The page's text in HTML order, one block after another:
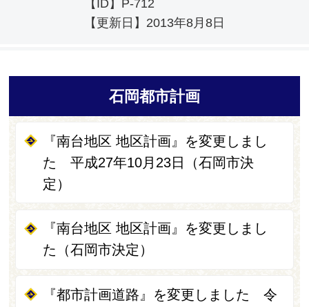
【ID】
P-712
【更新日】 2013年8月8日
石岡都市計画
『南台地区 地区計画』を変更しまし
た 平成27年10月23日（石岡市決
定）
『南台地区 地区計画』を変更しまし
た（石岡市決定）
『都市計画道路』を変更しました 令